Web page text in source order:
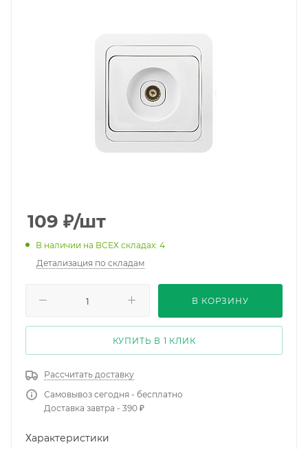
109 ₽/шт
В наличии на ВСЕХ складах: 4
Детализация по складам
В КОРЗИНУ
КУПИТЬ В 1 КЛИК
Рассчитать доставку
Самовывоз сегодня - бесплатно
Доставка завтра - 390 ₽
Характеристики